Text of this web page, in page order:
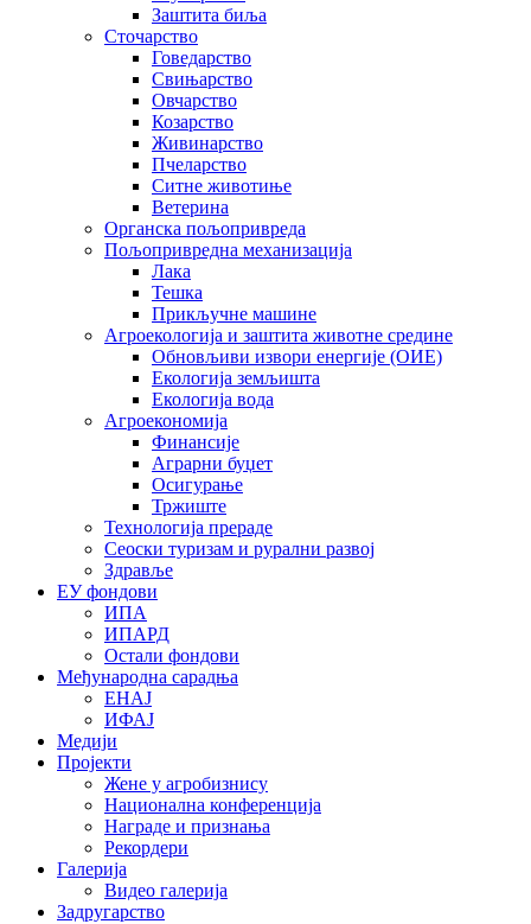
Заштита биља
Сточарство
Говедарство
Свињарство
Овчарство
Козарство
Живинарство
Пчеларство
Ситне животиње
Ветерина
Органска пољопривреда
Пољопривредна механизација
Лака
Тешка
Прикључне машине
Агроекологија и заштита животне средине
Обновљиви извори енергије (ОИЕ)
Екологија земљишта
Екологија вода
Агроекономија
Финансије
Аграрни буџет
Осигурање
Тржиште
Технологија прераде
Сеоски туризам и рурални развој
Здравље
ЕУ фондови
ИПА
ИПАРД
Остали фондови
Међународна сарадња
ЕНАЈ
ИФАЈ
Медији
Пројекти
Жене у агробизнису
Национална конференција
Награде и признања
Рекордери
Галерија
Видео галерија
Задругарство